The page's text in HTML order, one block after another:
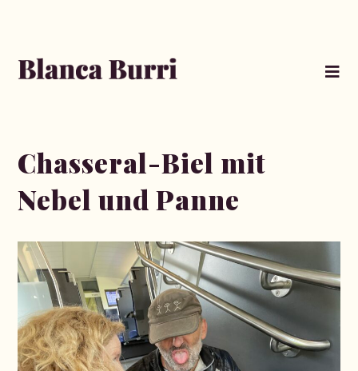
Chasseral-Biel mit
Nebel und Panne